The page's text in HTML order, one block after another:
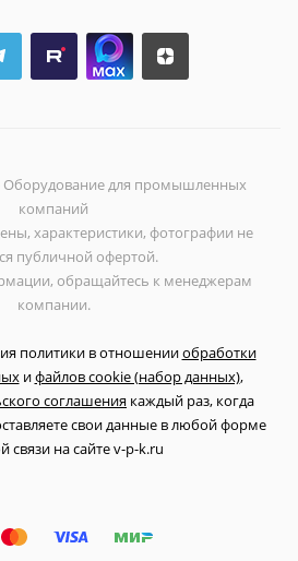
Оборудование для промышленных
компаний
характеристики, фотографии не
публичной офертой.
обращайтесь к менеджерам
компании.
политики в отношенииобработки
ифайлов cookie (набор данных),
соглашения каждый раз, когда
свои данные в любой форме
связи на сайте v-p-k.ru